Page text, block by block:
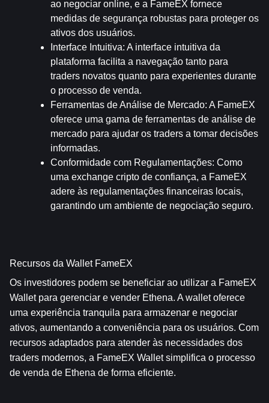
ao negociar online, e a FameEX fornece
medidas de segurança robustas para proteger os
ativos dos usuários.
Interface Intuitiva: A interface intuitiva da
plataforma facilita a navegação tanto para
traders novatos quanto para experientes durante
o processo de venda.
Ferramentas de Análise de Mercado: A FameEX
oferece uma gama de ferramentas de análise de
mercado para ajudar os traders a tomar decisões
informadas.
Conformidade com Regulamentações: Como
uma exchange cripto de confiança, a FameEX
adere às regulamentações financeiras locais,
garantindo um ambiente de negociação seguro.
Recursos da Wallet FameEX
Os investidores podem se beneficiar ao utilizar a FameEX
Wallet para gerenciar e vender Ethena. A wallet oferece
uma experiência tranquila para armazenar e negociar
ativos, aumentando a conveniência para os usuários. Com
recursos adaptados para atender às necessidades dos
traders modernos, a FameEX Wallet simplifica o processo
de venda de Ethena de forma eficiente.